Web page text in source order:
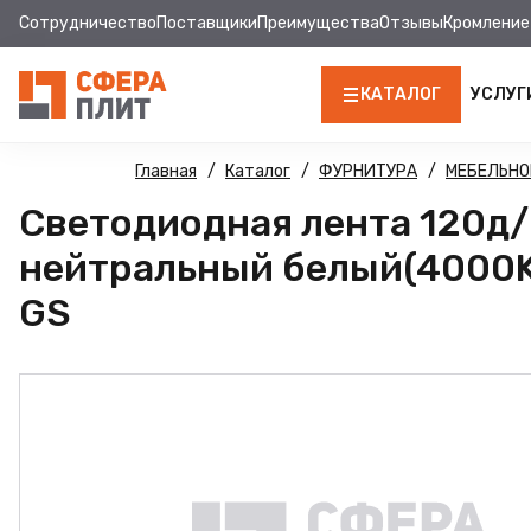
СотрудничествоПоставщикиПреимуществаОтзывы
КАТАЛОГ
ЛДСП
КРОМКА
МДФ
СТОЛЕШНИЦЫ
Главная Каталог ФУРНИТУРА
Светодиодная лента
нейтральный
GS